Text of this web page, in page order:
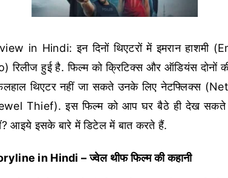
in Hindi: इन दिनों थिएटरों में इमरान हाशमी
रिलीज हुई है. फिल्म को क्रिटिक्स और ऑडियंस दोनों
थिएटर नहीं जा सकते उनके लिए नेटफ्लिक्स
Thief). इस फिल्म को आप घर बैठे ही देख सकते
आइये इसके बारे में डिटेल में बात करते हैं.
in Hindi – ज्वेल थीफ फिल्म की कहानी